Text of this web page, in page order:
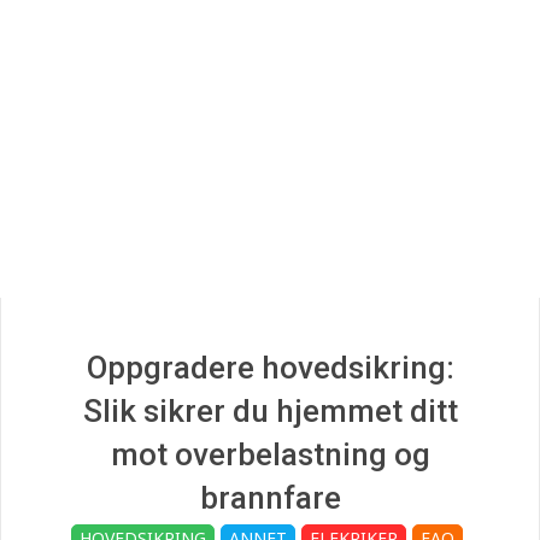
Oppgradere hovedsikring:
Slik sikrer du hjemmet ditt
mot overbelastning og
brannfare